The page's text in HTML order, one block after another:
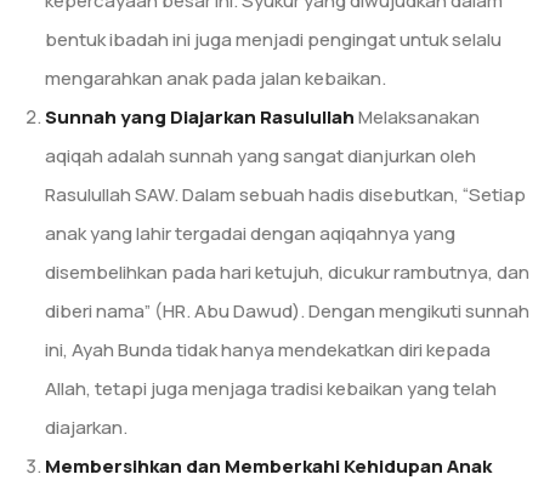
bentuk ibadah ini juga menjadi pengingat untuk selalu
mengarahkan anak pada jalan kebaikan.
Sunnah yang Diajarkan RasulullahMelaksanakan
aqiqah adalah sunnah yang sangat dianjurkan oleh
Rasulullah SAW. Dalam sebuah hadis disebutkan, “Setiap
anak yang lahir tergadai dengan aqiqahnya yang
disembelihkan pada hari ketujuh, dicukur rambutnya, dan
diberi nama” (HR. Abu Dawud). Dengan mengikuti sunnah
ini, Ayah Bunda tidak hanya mendekatkan diri kepada
Allah, tetapi juga menjaga tradisi kebaikan yang telah
diajarkan.
Membersihkan dan Memberkahi Kehidupan Anak